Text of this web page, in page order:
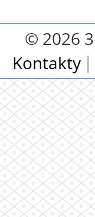
© 2026
Kontakty